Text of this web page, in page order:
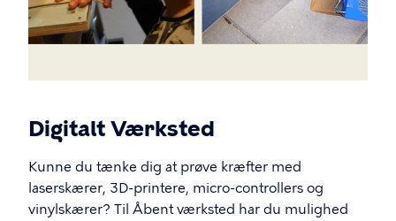
Digitalt Værksted
Kunne du tænke dig at prøve kræfter med
laserskærer, 3D-printere, micro-controllers og
vinylskærer? Til Åbent værksted har du mulighed